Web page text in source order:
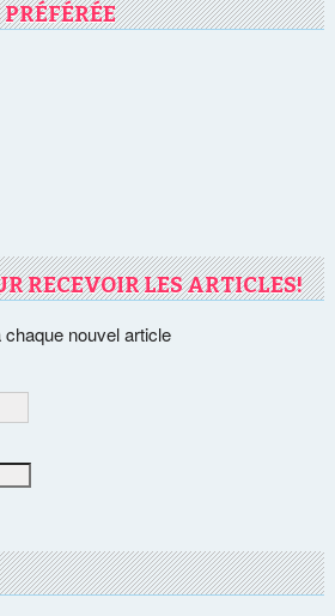
RECEVOIR LES ARTICLES!
nouvel article